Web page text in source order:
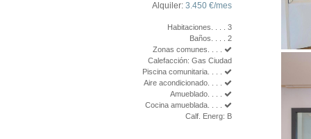
Alquiler: 3.450 €/mes
Habitaciones. . . . 3
Baños. . . . 2
Zonas comunes. . . .
Calefacción: Gas Ciudad
Piscina comunitaria. . . .
Aire acondicionado. . . .
Amueblado. . . .
Cocina amueblada. . . .
Calf. Energ: B